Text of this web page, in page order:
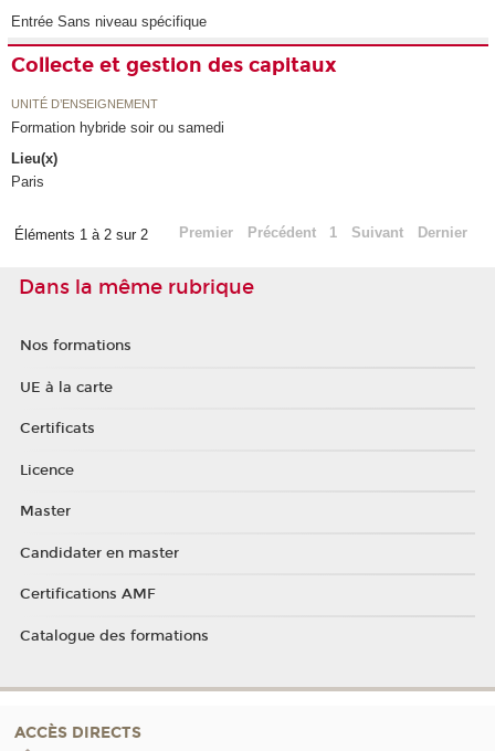
Entrée Sans niveau spécifique
Collecte et gestion des capitaux
UNITÉ D’ENSEIGNEMENT
Formation hybride soir ou samedi
Lieu(x)
Paris
Éléments 1 à 2 sur 2 Premier Précédent 1 Suivant Dernier
Dans la même rubrique
Nos formations
UE à la carte
Certificats
Licence
Master
Candidater en master
Certifications AMF
Catalogue des formations
ACCÈS DIRECTS